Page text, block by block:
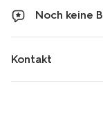
Noch keine
Kontakt